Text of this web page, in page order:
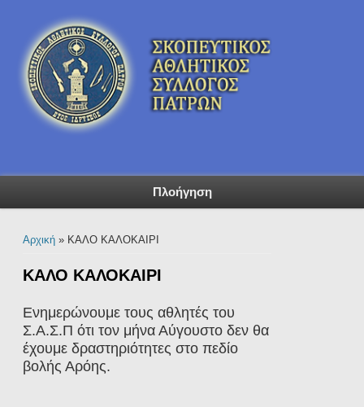
Πλοήγηση
Είστε εδώ
Αρχική» ΚΑΛΟ ΚΑΛΟΚΑΙΡΙ
ΚΑΛΟ ΚΑΛΟΚΑΙΡΙ
Ενημερώνουμε τους αθλητές του
Σ.Α.Σ.Π ότι τον μήνα Αύγουστο δεν θα
έχουμε δραστηριότητες στο πεδίο
βολής Αρόης.